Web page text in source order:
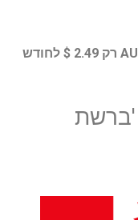
– השג את נורטון VPN באוסטרליה מ- AU רק 2.49 $ לחודש
'ברשת